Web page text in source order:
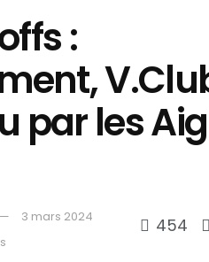
:
par les
3 mars 2024
454